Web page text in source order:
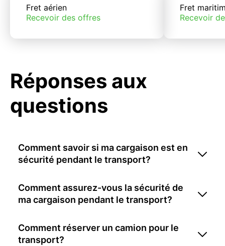
Fret aérien
Recevoir des offres
Fret
Recevoir
Réponses aux
questions
Comment savoir si ma cargaison est en
sécurité pendant le transport?
Comment assurez-vous la sécurité de
ma cargaison pendant le transport?
Comment réserver un camion pour le
transport?